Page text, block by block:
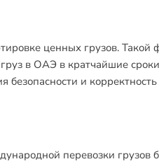
ценных грузов. Такой
в ОАЭ в кратчайшие
и
перевозки